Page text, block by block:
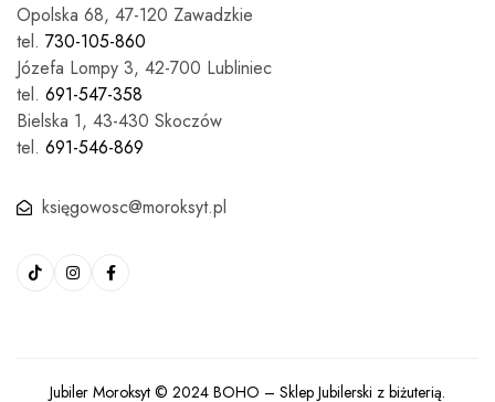
Opolska 68, 47-120 Zawadzkie
tel. 730-105-860
Józefa Lompy 3, 42-700 Lubliniec
tel. 691-547-358
Bielska 1, 43-430 Skoczów
tel. 691-546-869
księgowosc@moroksyt.pl
Jubiler Moroksyt © 2024 BOHO – Sklep Jubilerski z biżuterią.